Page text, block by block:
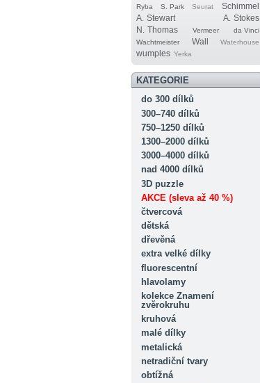
Ryba S. Park Seurat
Schimmel
A. Stewart
A. Stokes
N. Thomas
Vermeer
da Vinci
Wachtmeister
Wall Waterhouse
wumples Yerka
KATEGORIE
do 300 dílků
300–740 dílků
750–1250 dílků
1300–2000 dílků
3000–4000 dílků
nad 4000 dílků
3D puzzle
AKCE (sleva až 40 %)
čtvercová
dětská
dřevěná
extra velké dílky
fluorescentní
hlavolamy
kolekce Znamení
zvěrokruhu
kruhová
malé dílky
metalická
netradiční tvary
obtížná